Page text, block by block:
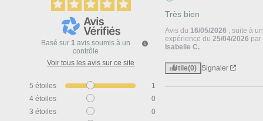
Basé sur 1 avis soumis à un
contrôle
Voir tous les avis sur ce site
5 étoiles
1
4 étoiles
0
3 étoiles
0
Très bien
Avis du 16/05/2026 , suite à
expérience du25/04/2026 par
Isabelle C.
Utile(0) Signaler